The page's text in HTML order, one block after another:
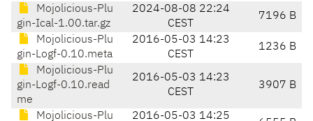
Mojolicious-Plu
gin-Ical-1.00.tar.gz
2024-08-08 22:24
CEST
7196 B
Mojolicious-Plu
gin-Logf-0.10.meta
2016-05-03 14:23
CEST
1236 B
Mojolicious-Plu
gin-Logf-0.10.read
me
2016-05-03 14:23
CEST
3907 B
Mojolicious-Plu 2016-05-03 14:25